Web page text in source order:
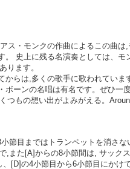
ス・モンクの作曲によるこの曲
。 史上に残る名演奏としては、
ります。
らは,多くの歌手に歌われていま
ーンの名唱は有名です。ぜひ一
もの想い出がよみがえる。
節目まではトランペットを消さな
また[A]からの8小節間は, サック
[D]の4小節目から6小節目にかけ